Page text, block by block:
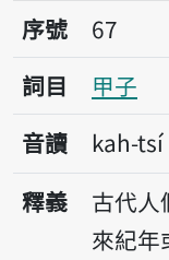
序號67甲子
序號
67
詞目
甲子
音讀
kah-tsí
釋義
古代人
來紀年